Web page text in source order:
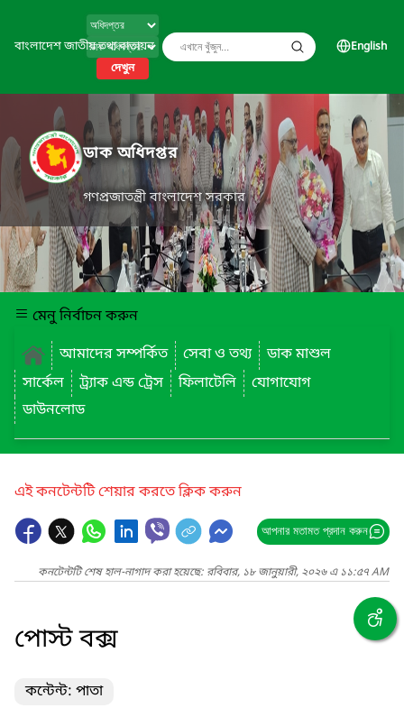
বাংলাদেশ জাতীয় তথ্য বাতায়ন
দেখুন
English
ডাক অধিদপ্তর
গণপ্রজাতন্ত্রী বাংলাদেশ সরকার
মেনু নির্বাচন করুন
আমাদের সম্পর্কিত
সেবা ও তথ্য
ডাক মাশুল
সার্কেল
ট্র্যাক এন্ড ট্রেস ফিলাটেলি
যোগাযোগ
ডাউনলোড
এই কনটেন্টটি শেয়ার করতে ক্লিক করুন
আপনার মতামত প্রদান করুন
কনটেন্টটি শেষ হাল-নাগাদ করা হয়েছে: রবিবার, ১৮ জানুয়ারী, ২০২৬ এ ১১:৫৭ AM
পোস্ট বক্স
কন্টেন্ট: পাতা